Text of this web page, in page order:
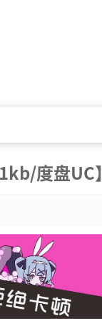
度盘UC】